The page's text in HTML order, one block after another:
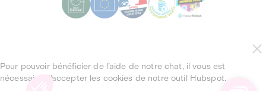
Pour pouvoir bénéficier de l’aide de notre chat, il vous est
nécessaire d’accepter les cookies de notre outil Hubspot.